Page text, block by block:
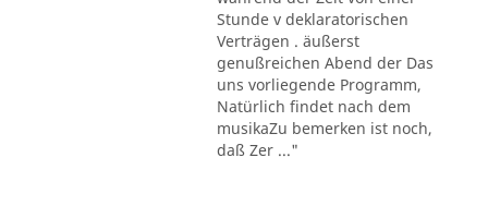
Stunde v deklaratorischen
Verträgen . äußerst
genußreichen Abend der Das
uns vorliegende Programm,
Natürlich findet nach dem
musikaZu bemerken ist noch,
daß Zer ..."